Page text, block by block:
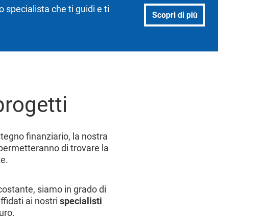
specialista che ti guidi e ti
Scopri di più
finanziario, la nostra
di trovare la
siamo in grado di
ai nostri specialisti